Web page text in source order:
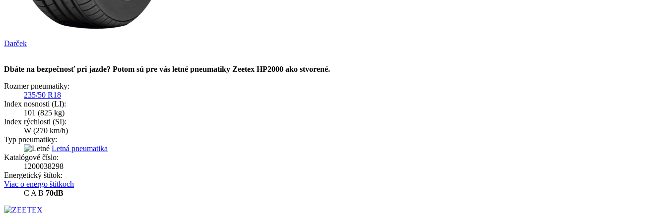
Darček
Dbáte na bezpečnosť pri jazde? Potom sú pre vás letné pneumatiky Zeetex HP2000 ako stvorené.
Rozmer pneumatiky:
235/50 R18
Index nosnosti (LI):
101 (825 kg)
Index rýchlosti (SI):
W (270 km/h)
Typ pneumatiky:
Letná pneumatika
Katalógové číslo:
1200038298
Energetický štítok:
Viac o energo štítkoch
C A B 70dB